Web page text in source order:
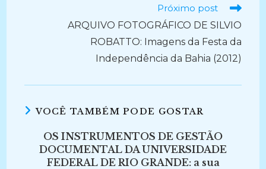
Próximo post
ARQUIVO FOTOGRÁFICO DE SILVIO
ROBATTO: Imagens da Festa da
Independência da Bahia (2012)
VOCÊ TAMBÉM PODE GOSTAR
OS INSTRUMENTOS DE GESTÃO
DOCUMENTAL DA UNIVERSIDADE
FEDERAL DE RIO GRANDE: a sua